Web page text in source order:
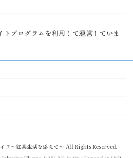
トプログラムを利用して運営していま
フ～紅茶生活を添えて～ All Rights Reserved.